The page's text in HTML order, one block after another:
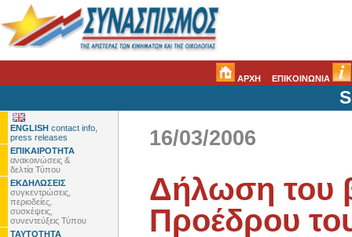
ΑΡΧΗ ΕΠΙΚΟΙΝΩΝΙΑ
ENGLISH contact info,
press releases
ΕΠΙΚΑΙΡΟΤΗΤΑ
ανακοινώσεις &
δελτία Τύπου
ΕΚΔΗΛΩΣΕΙΣ
συγκεντρώσεις,
περιοδείες,
συσκέψεις,
συνεντεύξεις Τύπου
ΤΑΥΤΟΤΗΤΑ
16/03/2006
Δήλωση του
Προέδρου